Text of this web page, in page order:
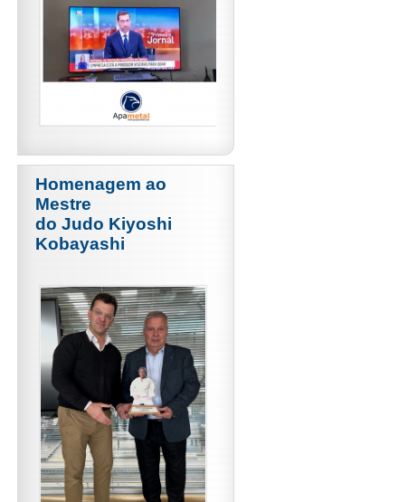
Homenagem ao
Mestre
do Judo Kiyoshi
Kobayashi